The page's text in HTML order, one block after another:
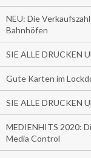
NEU: Die
Bahnhöfen
SIE ALLE DRUCKEN
Gute Karten im
SIE ALLE DRUCKEN
MEDIENHITS 2020:
Media Control